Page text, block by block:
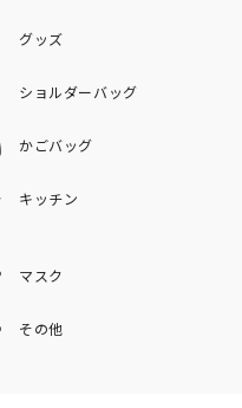
グッズ
ショルダーバッグ
かごバッグ
キッチン
マスク
その他